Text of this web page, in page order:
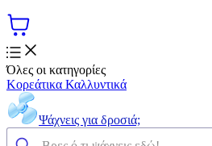
Όλες οι κατηγορίες
Κορεάτικα Καλλυντικά
Ψάχνεις για δροσιά;